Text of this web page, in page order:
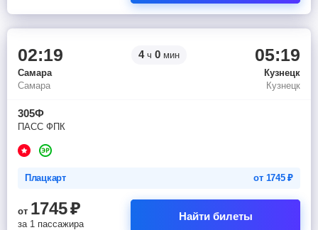
02:19 4ч 0 мин 05:19
Самара
Кузнецк
Самара
Кузнецк
305Ф
ПАСС ФПК
Плацкарт от 1745₽
от 1745₽
за 1 пассажира
Найти билеты